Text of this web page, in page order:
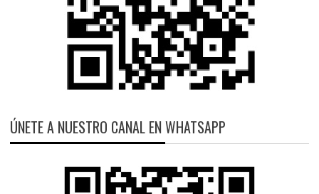
ÚNETE A NUESTRO CANAL EN WHATSAPP